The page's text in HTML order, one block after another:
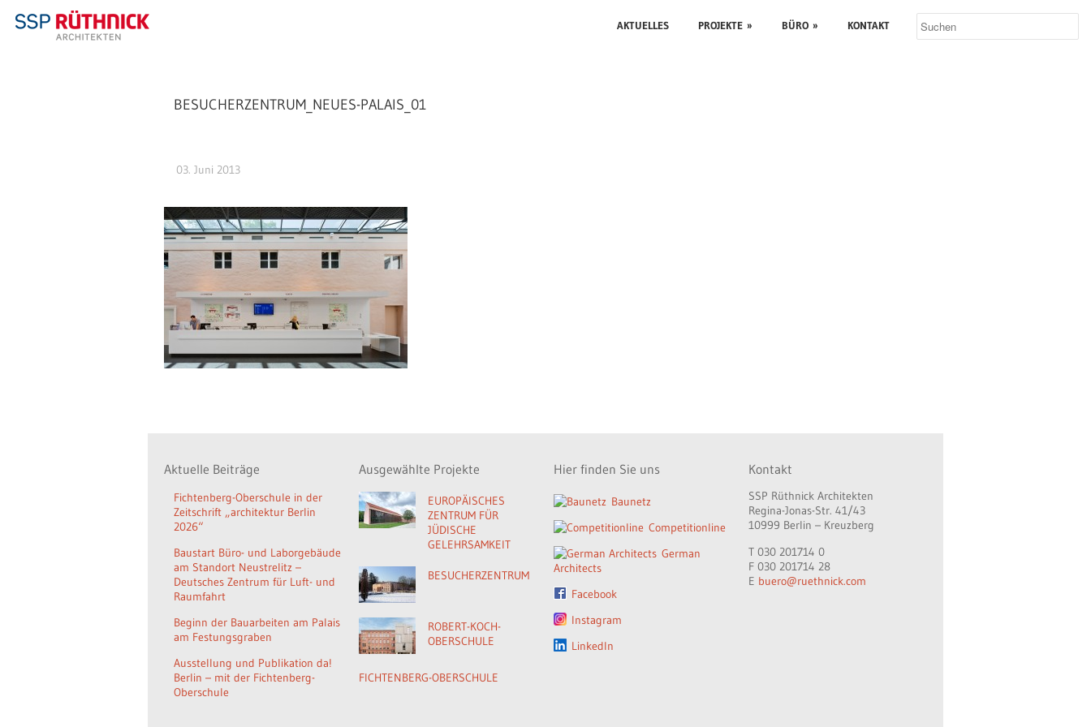
AKTUELLES PROJEKTE » BÜRO » KONTAKT
BESUCHERZENTRUM_NEUES-PALAIS_01
03. Juni 2013
Aktuelle Beiträge
Fichtenberg-Oberschule in der
Zeitschrift „architektur Berlin
2026“
Baustart Büro- und Laborgebäude
am Standort Neustrelitz –
Deutsches Zentrum für Luft- und
Raumfahrt
Beginn der Bauarbeiten am Palais
am Festungsgraben
Ausstellung und Publikation da!
Berlin – mit der Fichtenberg-
Oberschule
Ausgewählte Projekte
EUROPÄISCHES
ZENTRUM FÜR
JÜDISCHE
GELEHRSAMKEIT
BESUCHERZENTRUM
ROBERT-KOCH-
OBERSCHULE
FICHTENBERG-OBERSCHULE
Hier finden Sie uns
Baunetz
Competitionline
German
Architects
Facebook
Instagram
LinkedIn
Kontakt
SSP Rüthnick Architekten
Regina-Jonas-Str. 41/43
10999 Berlin – Kreuzberg
T 030 201714 0
F 030 201714 28
E buero@ruethnick.com